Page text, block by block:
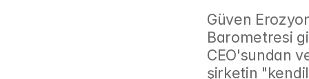
Güven
Barometresi
CEO'sundan
şirketin